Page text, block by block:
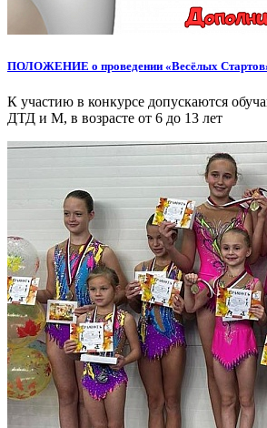
ПОЛОЖЕНИЕ о проведении «Весёлых
К участию в конкурсе допускаются
ДТД и М, в возрасте от 6 до 13 лет